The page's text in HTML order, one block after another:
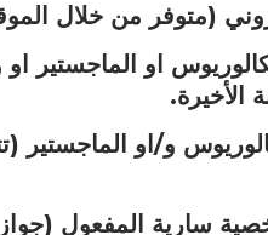
(متوفر من خلال
او الماجستير
الأخيرة.
و/او الماجستير
سارية المفعول (جواز